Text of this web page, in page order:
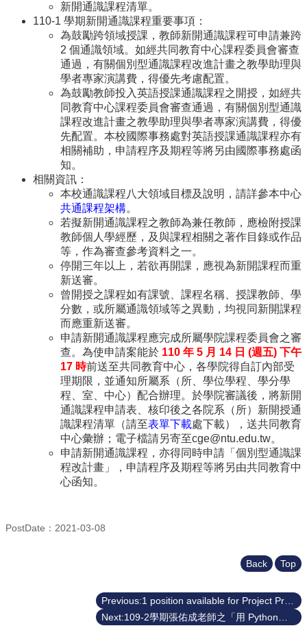
Propose
GE
Course
Compilation
Resources
Program
Semiconductor
Interdisciplinary
Program
Laureate
新開通識課程清單。
110-1 學期新開通識課程重要事項：
為鼓勵跨領域授課，教師新開通識課程可申請兼跨
2 個通識領域。如經共同教育中心課程委員會審查
通過，有關個別型通識課程改進計畫之教學助理與
學者專家演講費，得優先考慮配置。
為鼓勵教師投入英語授課通識課程之開授，如經共
同教育中心課程委員會審查通過，有關個別型通識
課程改進計畫之教學助理與學者專家演講費，得優
先配置。本校國際事務處對英語授課通識課程亦有
相關補助，申請程序及期程等將另由國際事務處函
知。
相關資訊：
本校通識課程八大領域目標及說明，請詳參本中心
共通課程架構。
若擬新開通識課程之教師為兼任教師，應檢附授課
教師個人學經歷，及與課程相關之著作目錄或作品
等，作為審查參考資料之一。
停開三年以上，若欲再開課，應視為新開課程而重
新送審。
曾開授之課程如有課號、課程名稱、授課教師、學
分數，或所屬通識領域等之異動，均視同新開課程
而應重新送審。
申請新開通識課程應完成所屬學院課程委員會之審
查。為使申請案能於 110 年 5 月 14 日 (週五) 下午
17 時前送至共同教育中心，各學院得自訂內部受
理期限，並通知所屬系（所、學位學程、學分學
程、室、中心）配合辦理。於學院審議後，將新開
通識課程申請表、核印後之各院系（所）新開授通
識課程清單（請至表單下載處下載），送共同教育
中心彙辦；電子檔請另寄至cge@ntu.edu.tw。
申請新開通識課程，亦得同時申請「個別型通識課
程改計畫」，申請程序及期程等將另由共同教育中
心函知。
PostDate：2021-03-08
Back Top